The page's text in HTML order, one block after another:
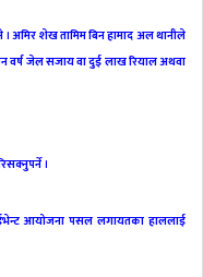
अमिर शेख तामिम बिन हामाद अल थानीले
जेल सजाय वा दुई लाख रियाल अथवा
।
आयोजना पसल लगायतका हाललाई